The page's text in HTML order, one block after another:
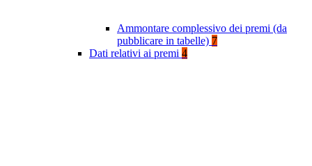
Ammontare complessivo dei premi (da
pubblicare in tabelle) 7
Dati relativi ai premi 4